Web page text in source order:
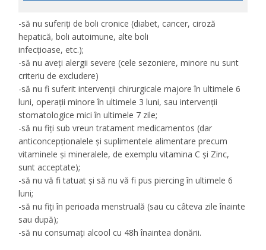
-să nu suferiți de boli cronice (diabet, cancer, ciroză
hepatică, boli autoimune, alte boli
infecțioase, etc.);
-să nu aveți alergii severe (cele sezoniere, minore nu sunt
criteriu de excludere)
-să nu fi suferit intervenții chirurgicale majore în ultimele 6
luni, operații minore în ultimele 3 luni, sau intervenții
stomatologice mici în ultimele 7 zile;
-să nu fiți sub vreun tratament medicamentos (dar
anticoncepționalele și suplimentele alimentare precum
vitaminele și mineralele, de exemplu vitamina C și Zinc,
sunt acceptate);
-să nu vă fi tatuat și să nu vă fi pus piercing în ultimele 6
luni;
-să nu fiți în perioada menstruală (sau cu câteva zile înainte
sau după);
-să nu consumați alcool cu 48h înaintea donării.